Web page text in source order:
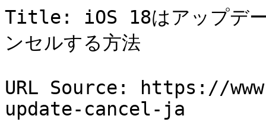
Title: iOS 18はアップデー
ンセルする方法
URL Source: https://
update-cancel-ja